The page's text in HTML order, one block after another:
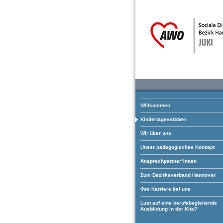
Willkommen
Kindertagesstätten
Wir über uns
Unser pädagogisches Konzept
Ansprechpartner*innen
Zum Bezirksverband Hannover
Ihre Karriere bei uns
Lust auf eine berufsbegleitende
Ausbildung in der Kita?